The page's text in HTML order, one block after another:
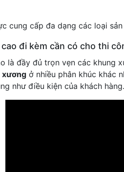
cung cấp đa dạng các loại
đi kèm cần có cho thi
là đầy đủ trọn vẹn các khung
xương ở nhiều phân khúc khác
như điều kiện của khách hàng.